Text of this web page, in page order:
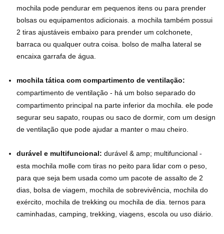
mochila pode pendurar em pequenos itens ou para prender
bolsas ou equipamentos adicionais. a mochila também possui
2 tiras ajustáveis ​​embaixo para prender um colchonete,
barraca ou qualquer outra coisa. bolso de malha lateral se
encaixa garrafa de água.
mochila tática com compartimento de ventilação:
compartimento de ventilação - há um bolso separado do
compartimento principal na parte inferior da mochila. ele pode
segurar seu sapato, roupas ou saco de dormir, com um design
de ventilação que pode ajudar a manter o mau cheiro.
durável e multifuncional: durável & amp; multifuncional -
esta mochila molle com tiras no peito para lidar com o peso,
para que seja bem usada como um pacote de assalto de 2
dias, bolsa de viagem, mochila de sobrevivência, mochila do
exército, mochila de trekking ou mochila de dia. ternos para
caminhadas, camping, trekking, viagens, escola ou uso diário.